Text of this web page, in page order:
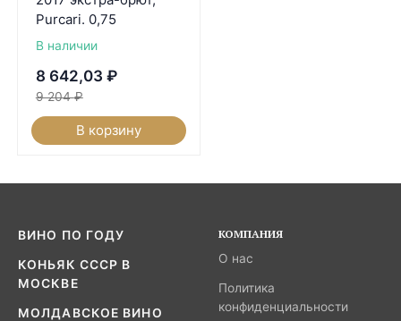
Purcari. 0,75
В наличии
8 642,03 ₽
9 204₽
В корзину
ВИНО ПО ГОДУ
КОНЬЯК СССР В
МОСКВЕ
МОЛДАВСКОЕ ВИНО
КОМПАНИЯ
О нас
Политика
конфиденциальности